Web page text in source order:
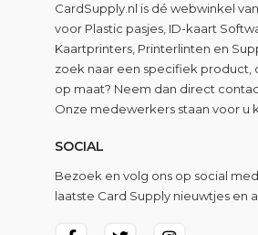
CardSupply.nl is dé webwinkel van
voor Plastic pasjes, ID-kaart
Kaartprinters, Printerlinten en
zoek naar een specifiek product,
op maat? Neem dan direct
Onze medewerkers staan voor u
SOCIAL
Bezoek en volg ons op social
laatste Card Supply nieuwtjes en